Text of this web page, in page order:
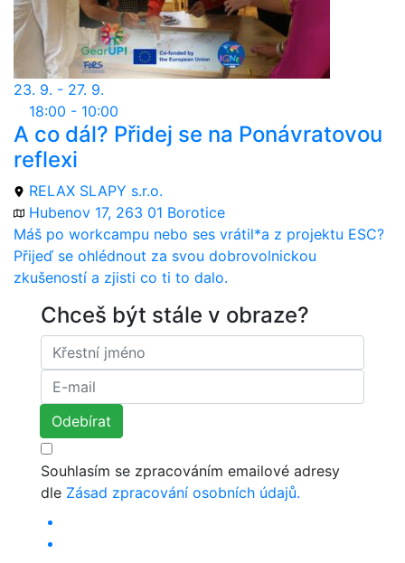
23. 9. - 27. 9.
18:00 - 10:00
A co dál? Přidej se na Ponávratovou
reflexi
RELAX SLAPY s.r.o.
Hubenov 17, 263 01 Borotice
Máš po workcampu nebo ses vrátil*a z projektu ESC?
Přijeď se ohlédnout za svou dobrovolnickou
zkušeností a zjisti co ti to dalo.
Chceš být stále v obraze?
Souhlasím se zpracováním emailové adresy
dle Zásad zpracování osobních údajů.